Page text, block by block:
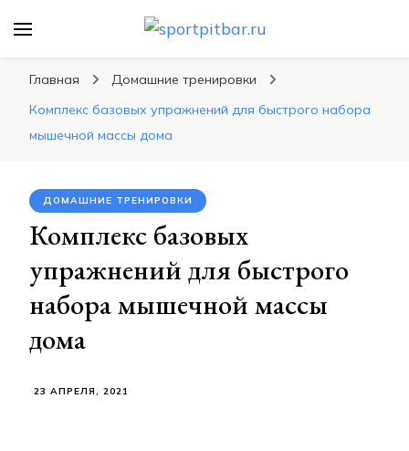
спортивных упражнения, правильные
диеты, программы тренировок
Главная
Домашние тренировки
Комплекс базовых упражнений для быстрого набора
мышечной массы дома
ДОМАШНИЕ ТРЕНИРОВКИ
Комплекс базовых
упражнений для быстрого
набора мышечной массы
дома
23 АПРЕЛЯ, 2021